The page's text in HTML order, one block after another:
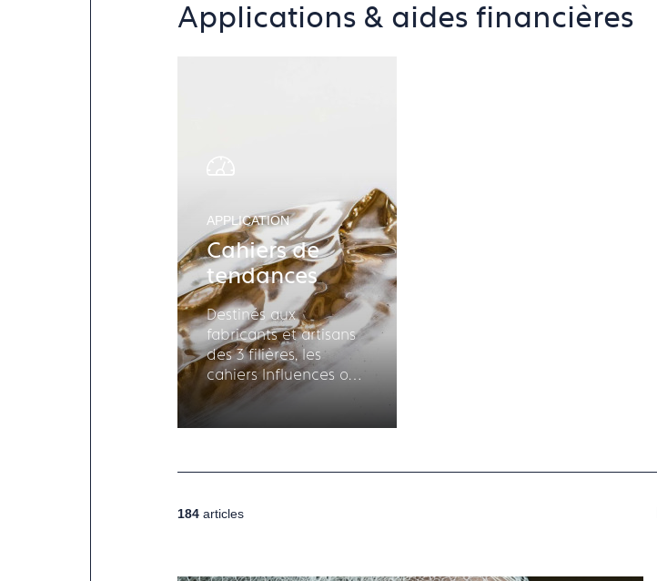
Applications & aides financières
APPLICATION
Cahiers de
tendances
Destinés aux
fabricants et artisans
des 3 filières, les
cahiers Influences ont
pour objectif
réflexion sur vos
184articles